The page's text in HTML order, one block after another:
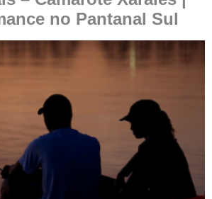
no Pantanal Sul